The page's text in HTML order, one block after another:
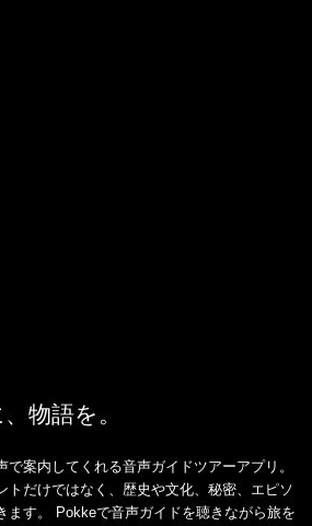
物語を。
案内してくれる音声ガイドツアーアプリ。
トだけではなく、歴史や文化、秘密、エピソ
ます。 Pokkeで音声ガイドを聴きながら旅を